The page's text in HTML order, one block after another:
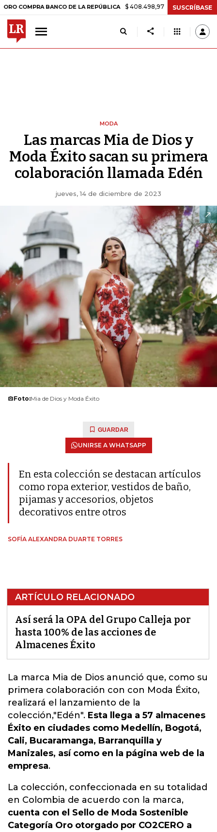
BANCO DE LA REPÚBLICA $ 408.498,97 +$ 8.753,81 +2,19%
SUSCRÍBASE
MODA
Las marcas Mia de Dios y
Moda Éxito sacan su primera
colaboración llamada Edén
jueves, 14 de diciembre de 2023
Foto:Mia de Dios y Moda Éxito
GUARDAR
UNIRSE A WHATSAPP
En esta colección se destacan artículos
como ropa exterior, vestidos de baño,
pijamas y accesorios, objetos
decorativos entre otros
SOFÍA ALEXANDRA DUARTE TORRES
ARTÍCULO RELACIONADO
Así será la OPA del Grupo Calleja por
hasta 100% de las acciones de
Almacenes Éxito
La marca Mia de Dios anunció que, como su
primera colaboración con con Moda Éxito,
realizará el lanzamiento de la
colección,"Edén". Esta llega a 57 almacenes
Éxito en ciudades como Medellín, Bogotá,
Cali, Bucaramanga, Barranquilla y
Manizales, así como en la página web de la
empresa.
La colección, confeccionada en su totalidad
en Colombia de acuerdo con la marca,
cuenta con el Sello de Moda Sostenible
Categoría Oro otorgado por CO2CERO a